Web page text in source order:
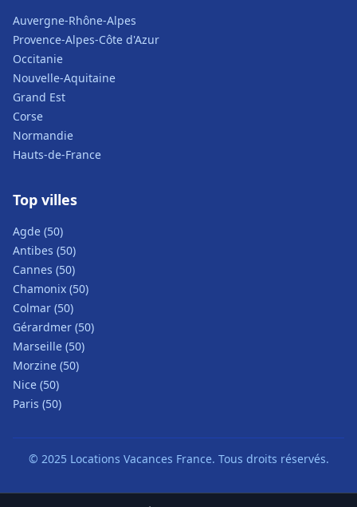
Auvergne-Rhône-Alpes
Provence-Alpes-Côte d'Azur
Occitanie
Nouvelle-Aquitaine
Grand Est
Corse
Normandie
Hauts-de-France
Top villes
Agde (50)
Antibes (50)
Cannes (50)
Chamonix (50)
Colmar (50)
Gérardmer (50)
Marseille (50)
Morzine (50)
Nice (50)
Paris (50)
© 2025 Locations Vacances France. Tous droits réservés.